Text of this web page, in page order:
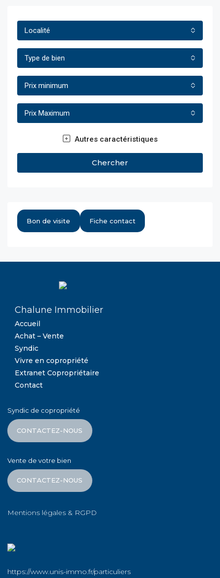
Localité
Type de bien
Prix minimum
Prix Maximum
Autres caractéristiques
Chercher
Bon de visite Fiche contact
Chalune Immobilier
Accueil
Achat – Vente
Syndic
Vivre en copropriété
Extranet Copropriétaire
Contact
Syndic de copropriété
CONTACTEZ-NOUS
Vente de votre bien
CONTACTEZ-NOUS
Mentions légales & RGPD
https://www.unis-immo.fr/particuliers